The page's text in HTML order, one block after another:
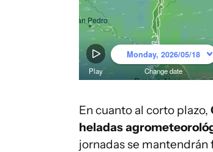
En cuanto al corto plazo,
heladas
jornadas se mantendrán